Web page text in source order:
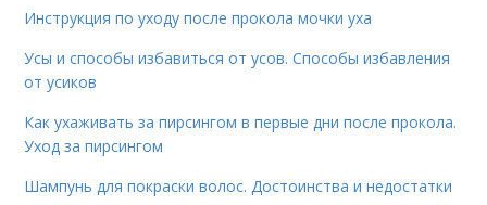
Инструкция по уходу после прокола мочки уха
Усы и способы избавиться от усов. Способы избавления
от усиков
Как ухаживать за пирсингом в первые дни после прокола.
Уход за пирсингом
Шампунь для покраски волос. Достоинства и недостатки